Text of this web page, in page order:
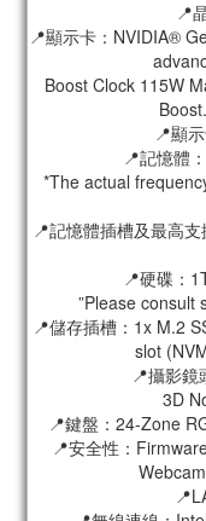
📍
📍顯示卡：NVIDIA®
Boost Clock 115W
📍顯
📍記憶體
*The actual
📍記憶體插槽及最高
📍硬碟：
”Please consult
📍儲存插槽：1x M.2
slot
📍攝影
3D
📍鍵盤：24-Zone
📍安全性：